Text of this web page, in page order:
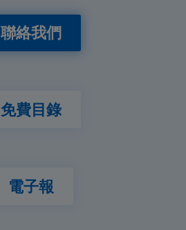
聯絡我們
免費目錄
電子報